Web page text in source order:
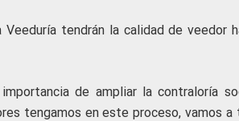
tendrán la calidad de veedor
de ampliar la contraloría
tengamos en este proceso, vamos